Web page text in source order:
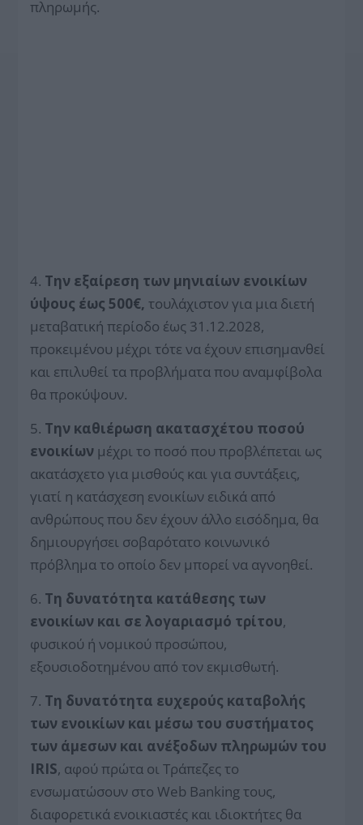
πληρωμής.
4. Την εξαίρεση των μηνιαίων ενοικίων
ύψους έως 500€, τουλάχιστον για μια διετή
μεταβατική περίοδο έως 31.12.2028,
προκειμένου μέχρι τότε να έχουν επισημανθεί
και επιλυθεί τα προβλήματα που αναμφίβολα
θα προκύψουν.
5. Την καθιέρωση ακατασχέτου ποσού
ενοικίων μέχρι το ποσό που προβλέπεται ως
ακατάσχετο για μισθούς και για συντάξεις,
γιατί η κατάσχεση ενοικίων ειδικά από
ανθρώπους που δεν έχουν άλλο εισόδημα, θα
δημιουργήσει σοβαρότατο κοινωνικό
πρόβλημα το οποίο δεν μπορεί να αγνοηθεί.
6. Τη δυνατότητα κατάθεσης των
ενοικίων και σε λογαριασμό τρίτου,
φυσικού ή νομικού προσώπου,
εξουσιοδοτημένου από τον εκμισθωτή.
7. Τη δυνατότητα ευχερούς καταβολής
των ενοικίων και μέσω του συστήματος
των άμεσων και ανέξοδων πληρωμών του
IRIS, αφού πρώτα οι Τράπεζες το
ενσωματώσουν στο Web Banking τους,
διαφορετικά ενοικιαστές και ιδιοκτήτες θα